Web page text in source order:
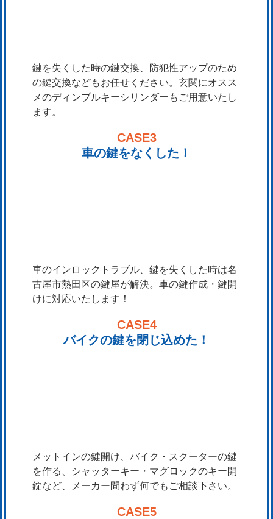
鍵を失くした時の鍵交換、防犯性アップのため
の鍵交換などもお任せください。玄関にオスス
メのディンプルキーシリンダーもご用意いたし
ます。
CASE3
車の鍵をなくした！
車のインロックトラブル、鍵を失くした時は名
古屋市熱田区の鍵屋が解決。車の鍵作成・鍵開
けに対応いたします！
CASE4
バイクの鍵を閉じ込めた！
メットインの鍵開け、バイク・スクーターの鍵
を作る、シャッターキー・マグロックのキー開
錠など、メーカー問わず何でもご相談下さい。
CASE5